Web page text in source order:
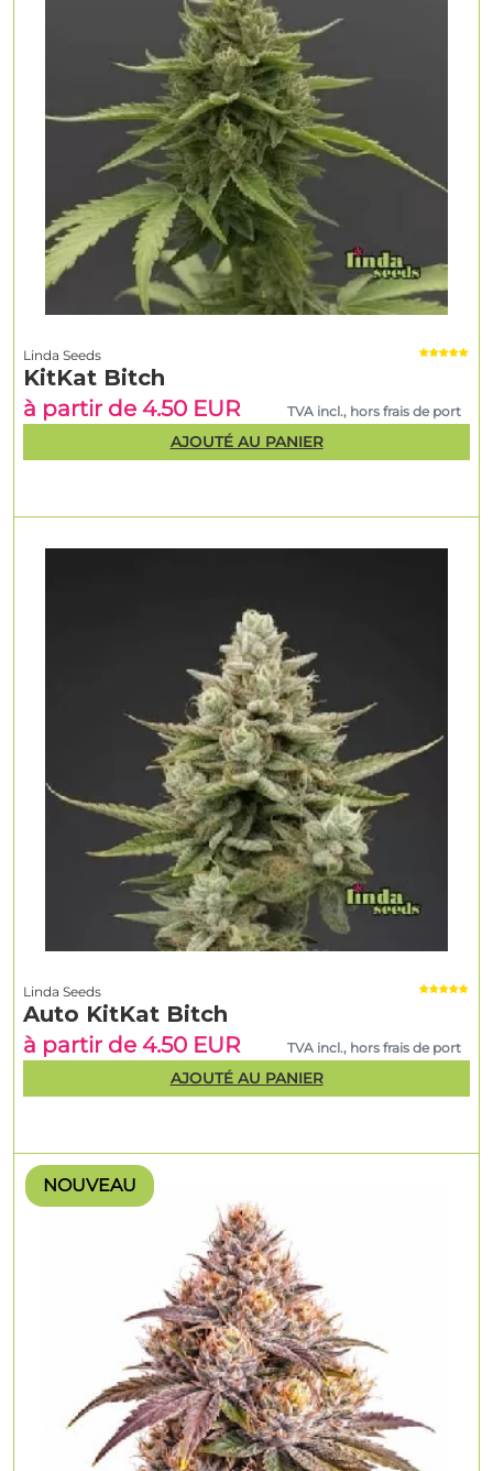
NOUVEAU
Linda Seeds
Auto KitKat Bitch
à partir de 4.50 EUR
TVA incl., hors frais de port
AJOUTÉ AU PANIER
Linda Seeds
KitKat Bitch
à partir de 4.50 EUR
TVA incl., hors frais de port
AJOUTÉ AU PANIER